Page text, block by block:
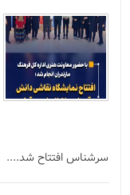
سرشناس افتتاح شد....